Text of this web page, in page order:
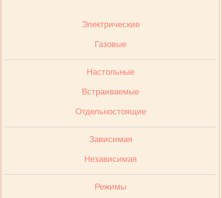
Электрические
Газовые
Настольные
Встраиваемые
Отдельностоящие
Зависимая
Независимая
Режимы